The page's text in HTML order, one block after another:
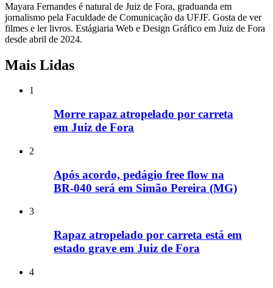
Mayara Fernandes é natural de Juiz de Fora, graduanda em
jornalismo pela Faculdade de Comunicação da UFJF. Gosta de ver
filmes e ler livros. Estágiaria Web e Design Gráfico em Juiz de Fora
desde abril de 2024.
Mais Lidas
1
Morre rapaz atropelado por carreta
em Juiz de Fora
2
Após acordo, pedágio free flow na
BR-040 será em Simão Pereira (MG)
3
Rapaz atropelado por carreta está em
estado grave em Juiz de Fora
4